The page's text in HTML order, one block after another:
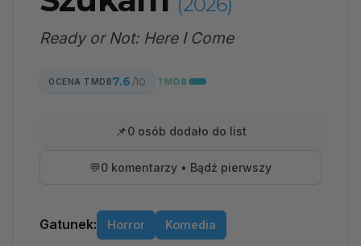
Ready or Not: Here I Come
OCENA TMDB7.6 /10
📌0 osób dodało do list
💬0 komentarzy • Bądź pierwszy
Gatunek: Horror Komedia